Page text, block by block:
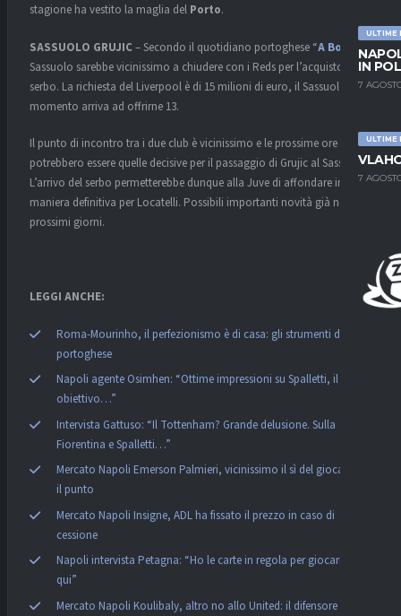
ULTIME
IN
7
ULTIME
7
stagione ha vestito la maglia del Porto.
SASSUOLO GRUJIC– Secondo il quotidiano portoghese “A Bola
“, il
Sassuolo sarebbe vicinissimo a chiudere con i Reds per l’acquisto del
serbo. La richiesta del Liverpool è di 15 milioni di euro, il Sassuolo al
momento arriva ad offrirne 13.
Il punto di incontro tra i due club è vicinissimo e le prossime ore
potrebbero essere quelle decisive per il passaggio di Grujic al Sassuolo.
L’arrivo del serbo permetterebbe dunque alla Juve di affondare in
maniera definitiva per Locatelli. Possibili importanti novità già nei
prossimi giorni.
LEGGI ANCHE:
Roma-Mourinho, il perfezionismo è di casa: gli strumenti del
portoghese
Napoli agente Osimhen: “Ottime impressioni su Spalletti, il suo
obiettivo…”
Intervista Gattuso: “Il Tottenham? Grande delusione. Sulla
Fiorentina e Spalletti…”
Mercato Napoli Emerson Palmieri, vicinissimo il sì del giocatore:
il punto
Mercato Napoli Insigne, ADL ha fissato il prezzo in caso di
cessione
Napoli intervista Petagna: “Ho le carte in regola per giocarmela
qui”
Mercato Napoli Koulibaly, altro no allo United: il difensore è